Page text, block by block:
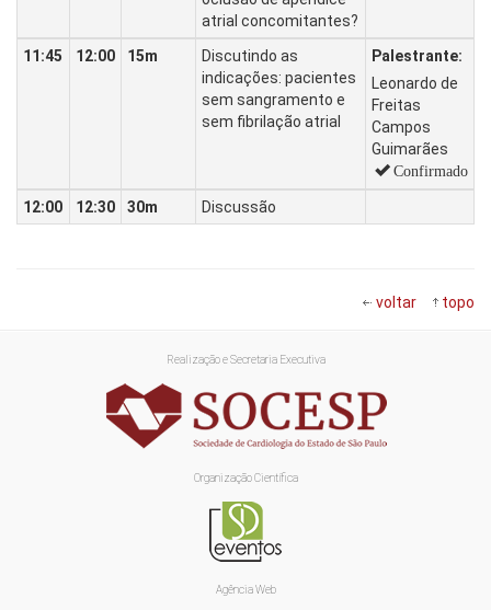
atrial concomitantes?
11:45 12:00 15m
Discutindo as
indicações: pacientes
sem sangramento e
sem fibrilação atrial
Palestrante:
Leonardo de
Freitas
Campos
Guimarães
Confirmado
12:00 12:30 30m Discussão
voltar topo
Realização e Secretaria Executiva
Organização Científica
Agência Web